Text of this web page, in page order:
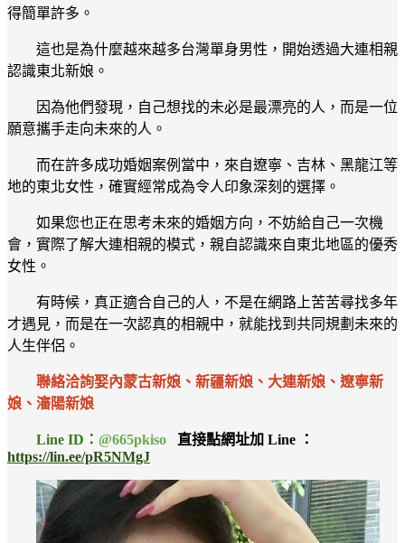
得簡單許多。
這也是為什麼越來越多台灣單身男性，開始透過大連相親
認識東北新娘。
因為他們發現，自己想找的未必是最漂亮的人，而是一位
願意攜手走向未來的人。
而在許多成功婚姻案例當中，來自遼寧、吉林、黑龍江等
地的東北女性，確實經常成為令人印象深刻的選擇。
如果您也正在思考未來的婚姻方向，不妨給自己一次機
會，實際了解大連相親的模式，親自認識來自東北地區的優秀
女性。
有時候，真正適合自己的人，不是在網路上苦苦尋找多年
才遇見，而是在一次認真的相親中，就能找到共同規劃未來的
人生伴侶。
聯絡洽詢娶內蒙古新娘、新疆新娘、大連新娘、遼寧新
娘、瀋陽新娘
Line ID： @665pkiso 直接點網址加 Line ：
https://lin.ee/pR5NMgJ